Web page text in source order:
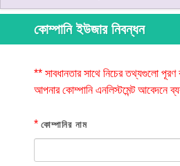
কোম্পানি ইউজার নিবন্ধন
** সাবধানতার সাথে নিচের তথ্যগুলো
আপনার কোম্পানি এনলিস্টমেন্ট আবেদনে
* কোম্পানির নাম